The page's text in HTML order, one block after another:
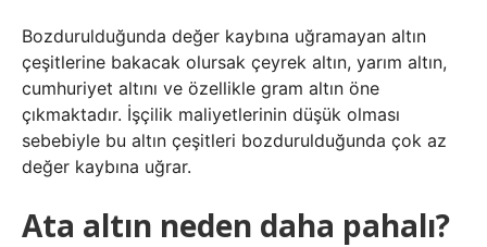
Bozdurulduğunda değer kaybına uğramayan altın
çeşitlerine bakacak olursak çeyrek altın, yarım altın,
cumhuriyet altını ve özellikle gram altın öne
çıkmaktadır. İşçilik maliyetlerinin düşük olması
sebebiyle bu altın çeşitleri bozdurulduğunda çok az
değer kaybına uğrar.
Ata altın neden daha pahalı?